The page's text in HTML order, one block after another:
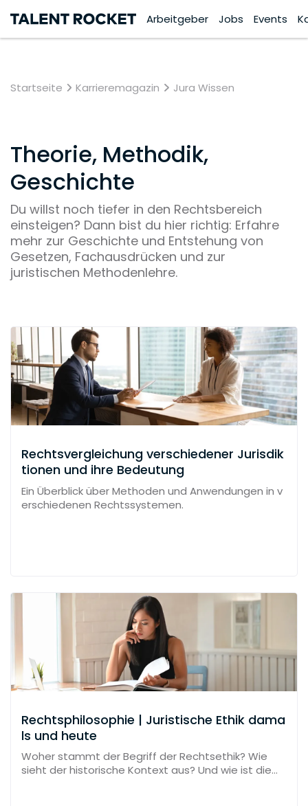
Arbeitgeber Jobs Events
Startseite Karrieremagazin Jura Wissen
Theorie, Methodik,
Geschichte
Du willst noch tiefer in den Rechtsbereich
einsteigen? Dann bist du hier richtig: Erfahre
mehr zur Geschichte und Entstehung von
Gesetzen, Fachausdrücken und zur
juristischen Methodenlehre.
Rechtsvergleichung verschiedener Jurisdik
tionen und ihre Bedeutung
Ein Überblick über Methoden und Anwendungen in v
erschiedenen Rechtssystemen.
Rechtsphilosophie | Juristische Ethik dama
ls und heute
Woher stammt der Begriff der Rechtsethik? Wie
sieht der historische Kontext aus? Und wie ist die